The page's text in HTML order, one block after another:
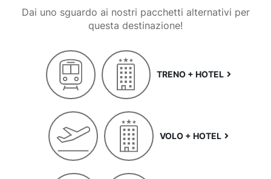
Dai uno sguardo ai nostri pacchetti alternativi per
questa destinazione!
TRENO + HOTEL
VOLO + HOTEL